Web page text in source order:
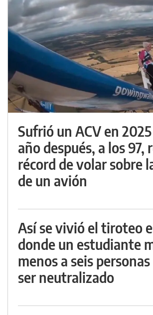
Sufrió un ACV en
año después, a los 97,
récord de volar sobre
de un avión
Así se vivió el tiroteo
donde un estudiante
menos a seis
ser neutralizado